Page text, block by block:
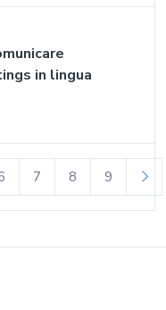
in lingua
7 8 9